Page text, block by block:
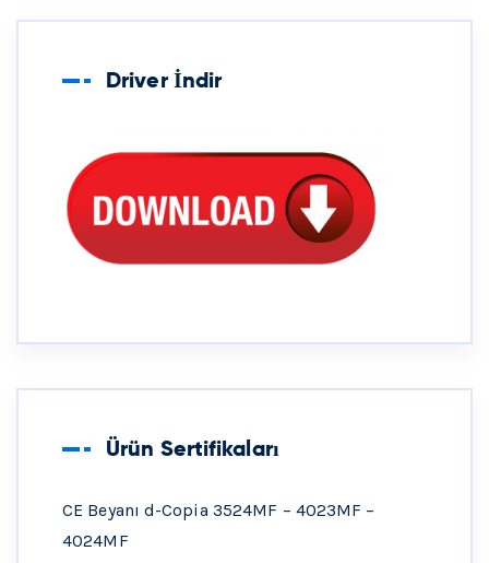
Driver İndir
Ürün Sertifikaları
CE Beyanı d-Copia 3524MF – 4023MF –
4024MF